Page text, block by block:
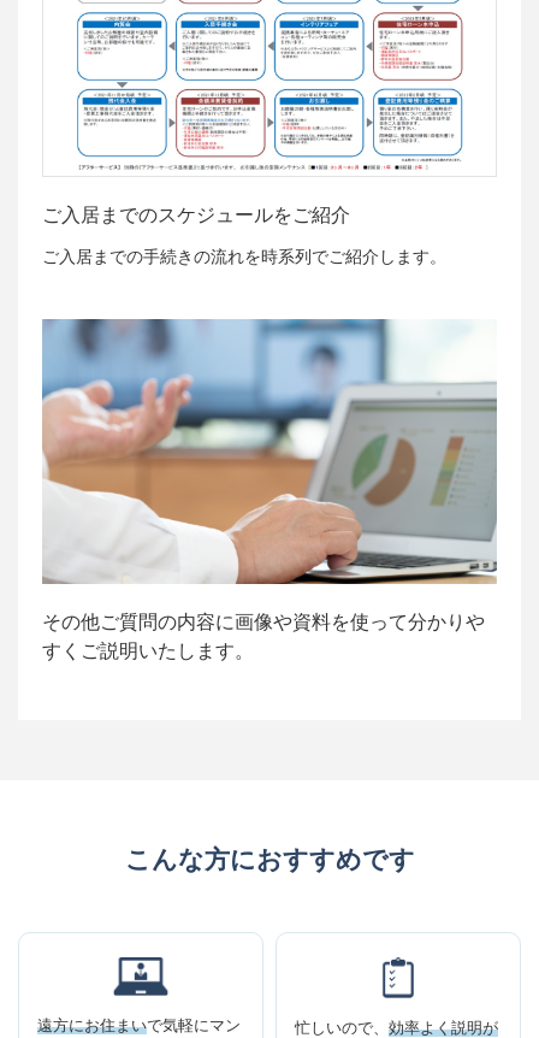
ご入居までのスケジュールをご紹介
ご入居までの手続きの流れを時系列でご紹介します。
その他ご質問の内容に画像や資料を使って分かりや
すくご説明いたします。
こんな方におすすめです
遠方にお住まいで気軽にマン
忙しいので、 効率よく説明が